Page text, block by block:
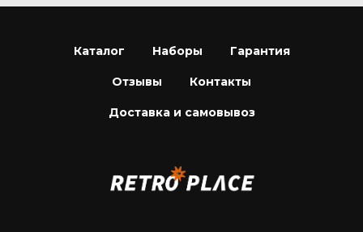
Каталог Наборы Гарантия
Отзывы Контакты
Доставка и самовывоз